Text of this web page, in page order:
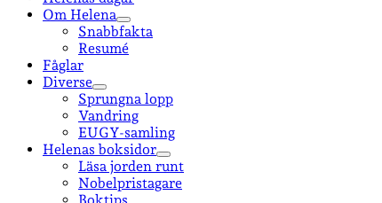
Om Helena
öppna
undermeny
Snabbfakta
Resumé
Fåglar
Diverse
öppna
undermeny
Sprungna lopp
Vandring
EUGY-samling
Helenas boksidor
öppna
undermeny
Läsa jorden runt
Nobelpristagare